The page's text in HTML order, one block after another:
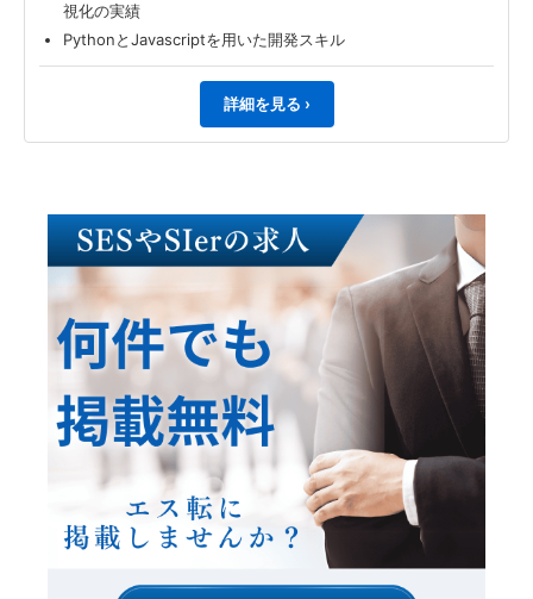
視化の実績
PythonとJavascriptを用いた開発スキル
詳細を見る ›